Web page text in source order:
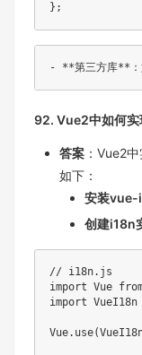
} ;
92. Vue2中如何实
答案 ：Vue2
如下：
安装vue-
创建i18n
// i18n.js
import Vue
import VueI18n
Vue. use(